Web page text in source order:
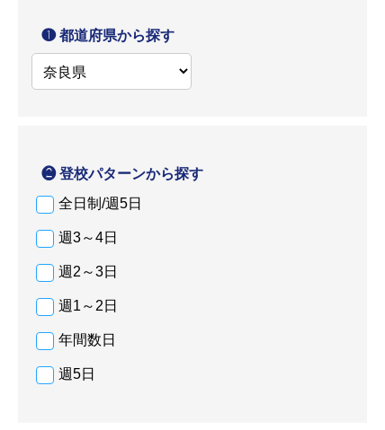
❶ 都道府県から探す
❷ 登校パターンから探す
全日制/週5日
週3～4日
週2～3日
週1～2日
年間数日
週5日